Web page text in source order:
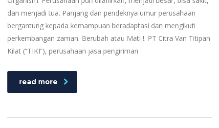
dan menjadi tua. Panjang dan pendeknya umur perusahaan
bergantung kepada kemampuan beradaptasi dan mengikuti
perkembangan zaman. Berubah atau Mati !. PT Citra Van Titipan
Kilat (“TIKI”), perusahaan jasa pengiriman
read more